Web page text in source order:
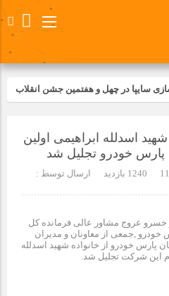
سایپا در چهل و هفتمین جشن انقلاب
خودرو با آرمان های رهبر کبیر و فقید
استقبال کارکنان برگزار شد
سالروز شهادت امام محمدتقی(ع) در
دانش‌آموزان فنی‌وحرفه‌ای؛ بازدید
اسدلله ابراهیمی اولین
خودرو تجلیل شد
ارسال توسط :
عروج مشاور عالی فرمانده کل
خودرو ,جمعی از معاونان و مدیران
پارس خودرو از خانواده شهید اسدلله
این شرکت تجلیل شد.